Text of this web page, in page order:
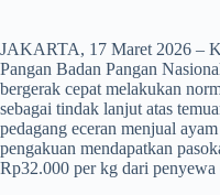
JAKARTA, 17 Maret 2026 –
Pangan Badan Pangan
bergerak cepat melakukan
sebagai tindak lanjut atas
pedagang eceran menjual
pengakuan mendapatkan
Rp32.000 per kg dari